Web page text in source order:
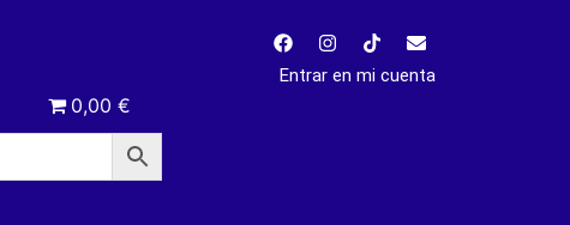
0,00 €
Entrar en mi cuenta